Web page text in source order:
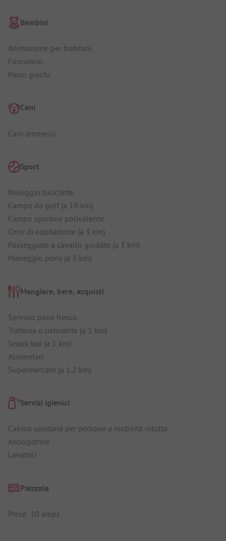
Bambini
Animazione per bambini
Fasciatoio
Parco giochi
Cani
Cani ammessi
Sport
Noleggio biciclette
Campo da golf (a 10 km)
Campo sportivo polivalente
Corsi di equitazione (a 3 km)
Passeggiate a cavallo guidate (a 3 km)
Maneggio pony (a 3 km)
Mangiare, bere, acquisti
Servizio pane fresco
Trattoria o ristorante (a 1 km)
Snack bar (a 1 km)
Alimentari
Supermercato (a 1.2 km)
Servizi igienici
Cabina sanitaria per persone a mobilità ridotta
Asciugatrice
Lavatrici
Piazzola
Prese: 10 amps